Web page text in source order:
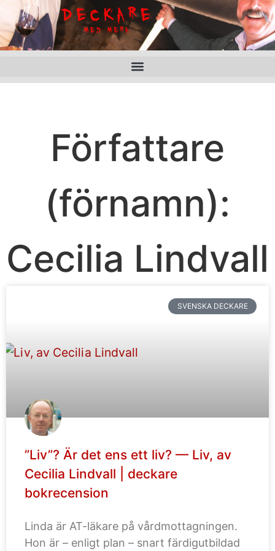
Författare
(förnamn):
Cecilia Lindvall
SVENSKA DECKARE
”Liv”? Är det ens ett liv? — Liv, av
Cecilia Lindvall | deckare
bokrecension
Linda är AT-läkare på vårdmottagningen.
Hon är – enligt plan – snart färdigutbildad